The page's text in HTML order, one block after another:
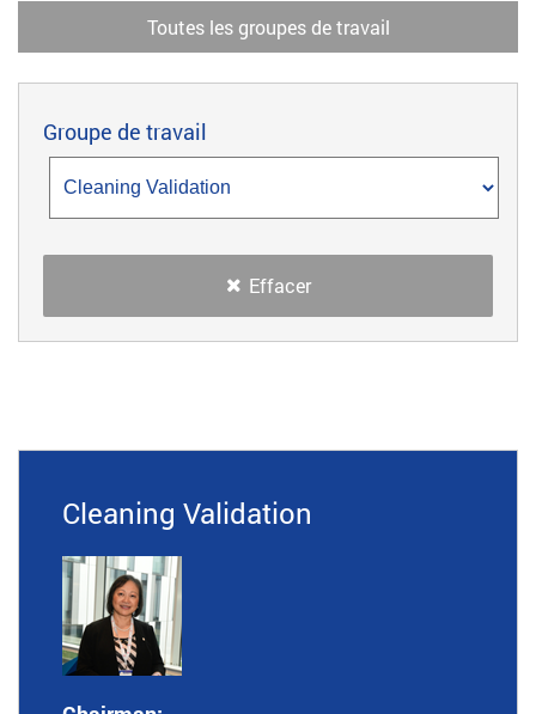
Toutes les groupes de travail
Groupe de travail
Effacer
Cleaning Validation